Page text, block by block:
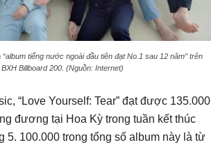
“album tiếng nước ngoài đầu tiên đạt No.1 sau 12 năm” trên
BXH Billboard 200. (Nguồn: Internet)
“Love Yourself: Tear” đạt được 135.000
đương tại Hoa Kỳ trong tuần kết thúc
5. 100.000 trong tổng số album này là từ